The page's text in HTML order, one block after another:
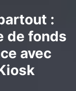
:
de fonds
avec